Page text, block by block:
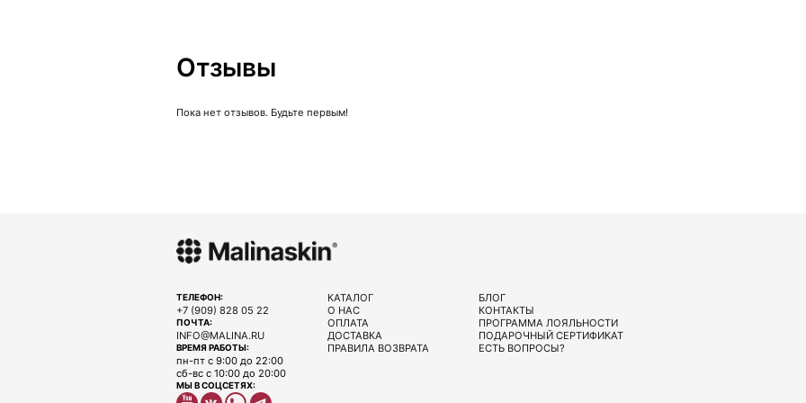
Отзывы
Пока нет отзывов. Будьте первым!
ТЕЛЕФОН:
+7 (909) 828 05 22
ПОЧТА:
INFO@MALINA.RU
ВРЕМЯ РАБОТЫ:
пн-пт с 9:00 до 22:00
сб-вс с 10:00 до 20:00
МЫ В СОЦСЕТЯХ:
КАТАЛОГ
О НАС
ОПЛАТА
ДОСТАВКА
ПРАВИЛА ВОЗВРАТА
БЛОГ
КОНТАКТЫ
ПРОГРАММА ЛОЯЛЬНОСТИ
ПОДАРОЧНЫЙ СЕРТИФИКАТ
ЕСТЬ ВОПРОСЫ?